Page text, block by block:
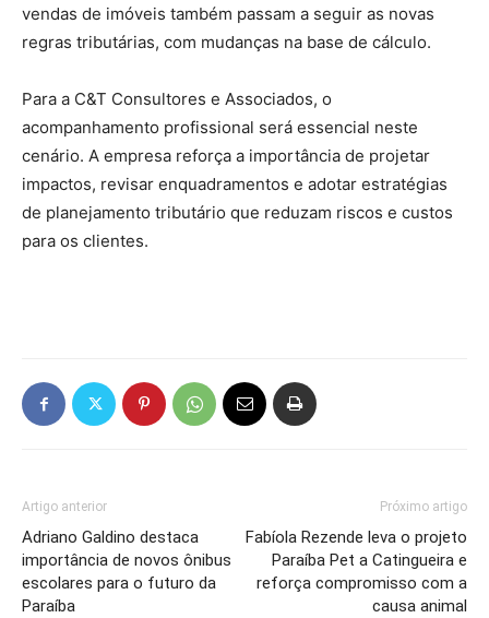
vendas de imóveis também passam a seguir as novas
regras tributárias, com mudanças na base de cálculo.
Para a C&T Consultores e Associados, o
acompanhamento profissional será essencial neste
cenário. A empresa reforça a importância de projetar
impactos, revisar enquadramentos e adotar estratégias
de planejamento tributário que reduzam riscos e custos
para os clientes.
Artigo anterior
Adriano Galdino destaca
importância de novos ônibus
escolares para o futuro da
Paraíba
Próximo artigo
Fabíola Rezende leva o projeto
Paraíba Pet a Catingueira e
reforça compromisso com a
causa animal